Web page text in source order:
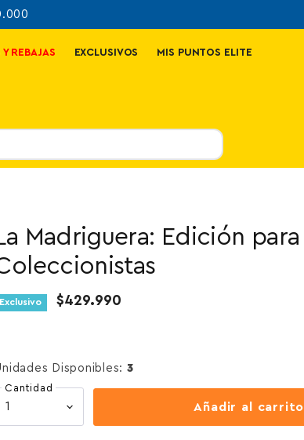
REBAJAS EXCLUSIVOS MIS PUNTOS ELITE
Madriguera: Edición para
Exclusivo $429.990
Disponibles: 3
Cantidad
Añadir al carrito